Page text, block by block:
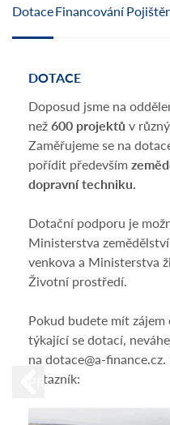
DotaceFinancování
PREVIOUS
DOTACE
Doposud jsme na
než600 projektů v
Zaměřujeme se na
pořídit především
dopravní techniku.
Dotační podporu je
Ministerstva
venkova a Ministerstva
Životní prostředí.
Pokud budete mít
týkající se dotací,
na dotace@a-
dotazník: